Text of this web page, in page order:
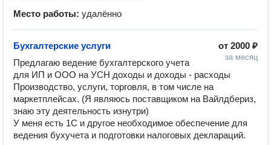
Место работы: удалённо
от 2000 ₽
за месяц
Бухгалтерские услуги
Предлагаю ведение бухгалтерского учета
для ИП и ООО на УСН доходы и доходы - расходы
Производство, услуги, торговля, в том числе на
маркетплейсах. (Я являюсь поставщиком на Вайлдбериз,
знаю эту деятельность изнутри)
У меня есть 1С и другое необходимое обеспечение для
ведения бухучета и подготовки налоговых деклараций.